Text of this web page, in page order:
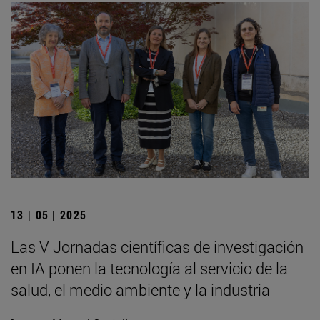
13 | 05 | 2025
Las V Jornadas científicas de investigación
en IA ponen la tecnología al servicio de la
salud, el medio ambiente y la industria